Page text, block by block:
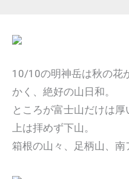
10/10の明神岳は秋の花
かく、絶好の山日和。
ところが富士山だけは
上は拝めず下山。
箱根の山々、足柄山、南